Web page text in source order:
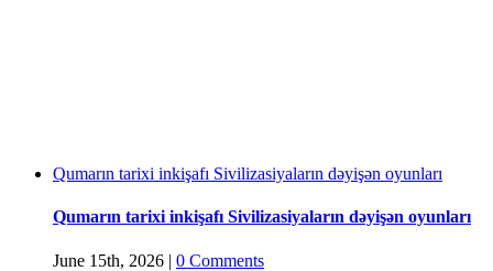
Qumarın tarixi inkişafı Sivilizasiyaların dəyişən oyunları
Qumarın tarixi inkişafı Sivilizasiyaların dəyişən oyunları
June 15th, 2026 | 0 Comments